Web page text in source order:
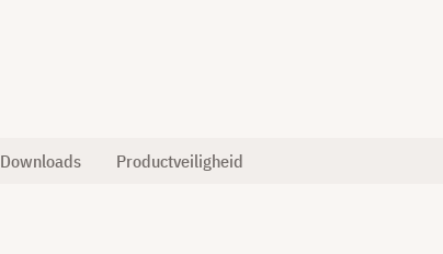
Downloads Productveiligheid